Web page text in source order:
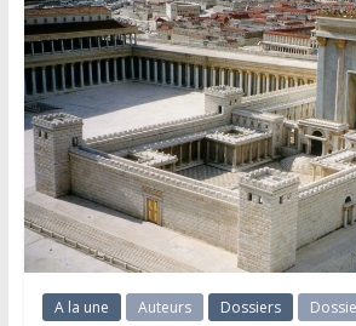
A la une Auteurs Dossiers